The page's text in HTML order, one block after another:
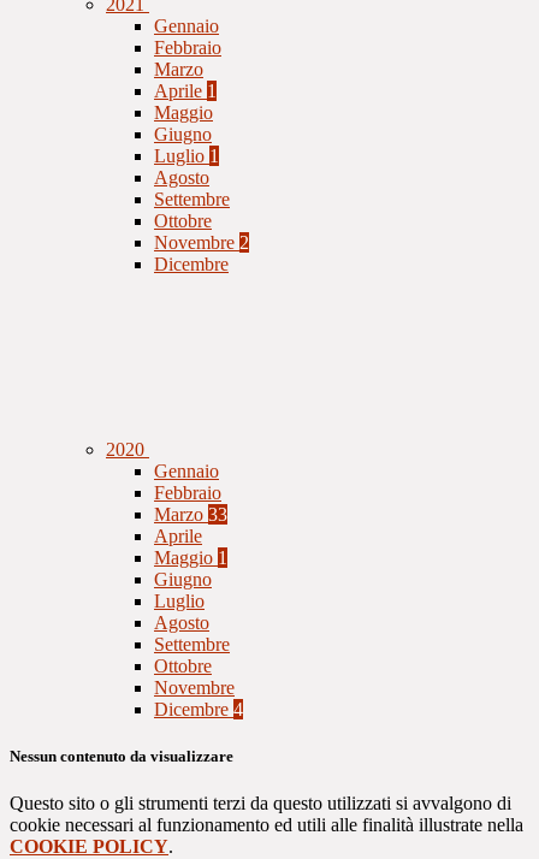
2021
Gennaio
Febbraio
Marzo
Aprile 1
Maggio
Giugno
Luglio 1
Agosto
Settembre
Ottobre
Novembre 2
Dicembre
2020
Gennaio
Febbraio
Marzo 33
Aprile
Maggio 1
Giugno
Luglio
Agosto
Settembre
Ottobre
Novembre
Dicembre 4
Nessun contenuto da visualizzare
Questo sito o gli strumenti terzi da questo utilizzati si avvalgono di
cookie necessari al funzionamento ed utili alle finalità illustrate nella
COOKIE POLICY.